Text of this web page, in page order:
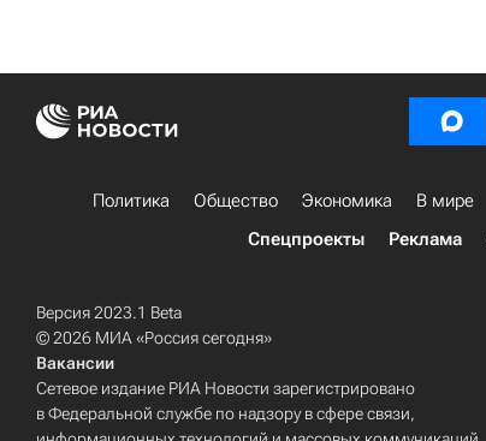
Политика Общество Экономика В мире
Спецпроекты
Реклама
Версия 2023.1 Beta
© 2026 МИА «Россия сегодня»
Вакансии
Сетевое издание РИА Новости зарегистрировано
в Федеральной службе по надзору в сфере связи,